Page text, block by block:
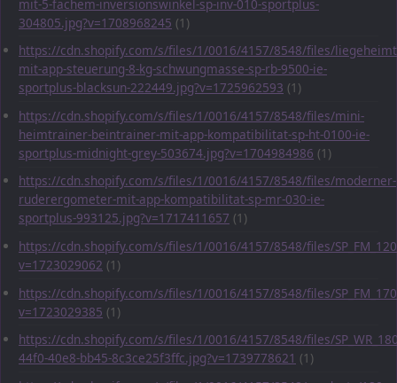
mit-5-fachem-inversionswinkel-sp-inv-010-sportplus-
304805.jpg?v=1708968245 (1)
https://cdn.shopify.com/s/files/1/0016/4157/8548/files/
mit-app-steuerung-8-kg-schwungmasse-sp-rb-9500-ie-
sportplus-blacksun-222449.jpg?v=1725962593 (1)
https://cdn.shopify.com/s/files/1/0016/4157/8548/files/mini-
heimtrainer-beintrainer-mit-app-kompatibilitat-sp-ht-0100-ie-
sportplus-midnight-grey-503674.jpg?v=1704984986 (1)
https://cdn.shopify.com/s/files/1/0016/4157/8548/files/moderner-
ruderergometer-mit-app-kompatibilitat-sp-mr-030-ie-
sportplus-993125.jpg?v=1717411657 (1)
https://cdn.shopify.com/s/files/1/0016/4157/8548/files/
v=1723029062 (1)
https://cdn.shopify.com/s/files/1/0016/4157/8548/files/
v=1723029385 (1)
https://cdn.shopify.com/s/files/1/0016/4157/8548/files/
44f0-40e8-bb45-8c3ce25f3ffc.jpg?v=1739778621 (1)